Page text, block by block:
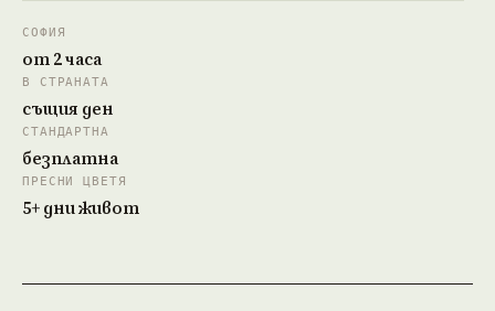
СОФИЯ
от 2 часа
В СТРАНАТА
същия ден
СТАНДАРТНА
безплатна
ПРЕСНИ ЦВЕТЯ
5+ дни живот